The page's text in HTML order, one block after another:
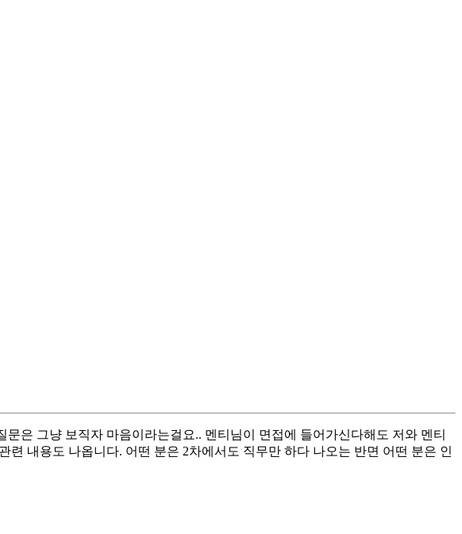
은 그냥 보직자 마음이라는걸요.. 멘티님이 면접에 들어가신다해도 저와 멘티
내용도 나옵니다. 어떤 분은 2차에서도 직무만 하다 나오는 반면 어떤 분은 인